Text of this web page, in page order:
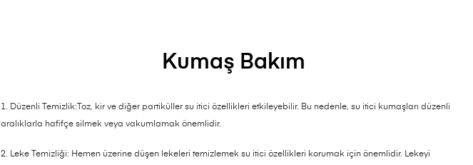
Kumaş Bakım
1. Düzenli Temizlik:Toz, kir ve diğer partiküller su itici özellikleri etkileyebilir. Bu nedenle, su itici kumaşları düzenli
aralıklarla hafifçe silmek veya vakumlamak önemlidir.
2. Leke Temizliği: Hemen üzerine düşen lekeleri temizlemek su itici özellikleri korumak için önemlidir. Lekeyi